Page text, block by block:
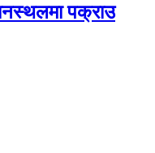
पक्राउ